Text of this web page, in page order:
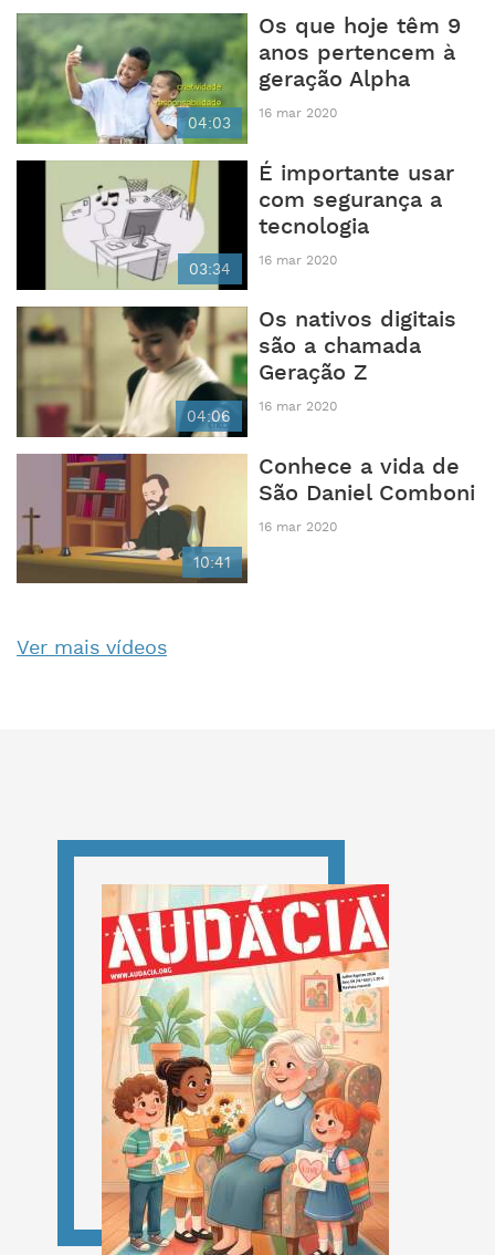
04:03
Os que hoje têm 9
anos pertencem à
geração Alpha
16 mar 2020
03:34
É importante usar
com segurança a
tecnologia
16 mar 2020
04:06
Os nativos digitais
são a chamada
Geração Z
16 mar 2020
10:41
Conhece a vida de
São Daniel Comboni
16 mar 2020
Ver mais vídeos